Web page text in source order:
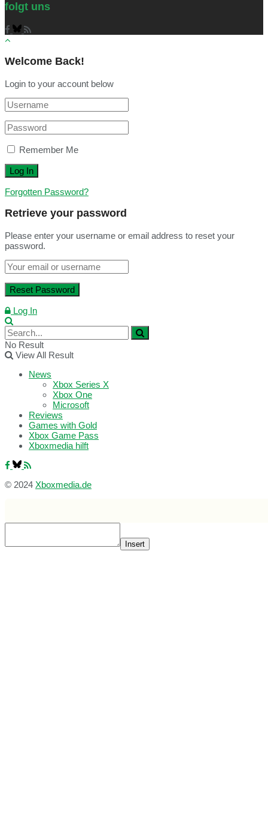
folgt uns
Welcome Back!
Login to your account below
Remember Me
Forgotten Password?
Retrieve your password
Please enter your username or email address to reset your
password.
Log In
No Result
View All Result
News
Xbox Series X
Xbox One
Microsoft
Reviews
Games with Gold
Xbox Game Pass
Xboxmedia hilft
© 2024 Xboxmedia.de
Insert